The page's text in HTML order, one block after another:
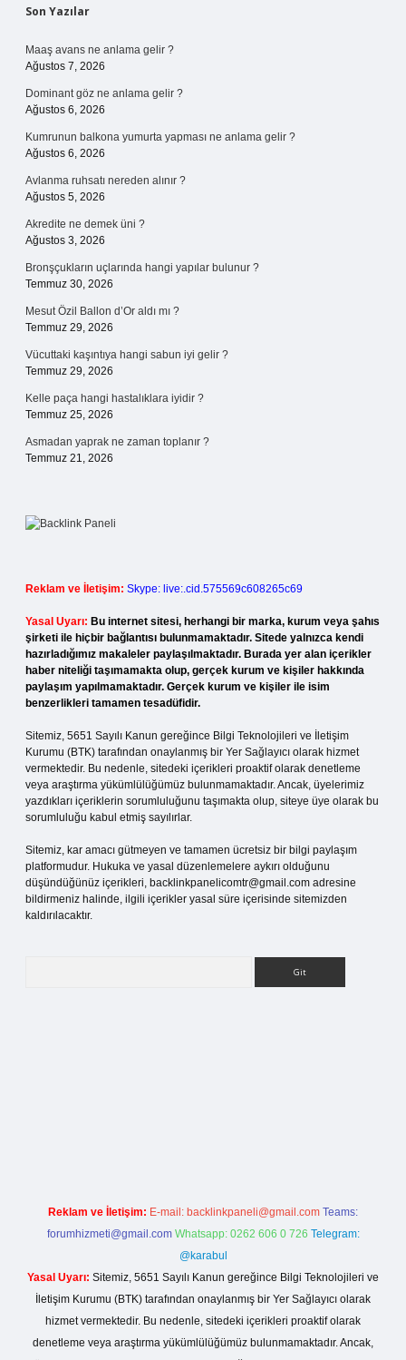
Sidebar
Son Yazılar
Maaş avans ne anlama gelir ?
Ağustos 7, 2026
Dominant göz ne anlama gelir ?
Ağustos 6, 2026
Kumrunun balkona yumurta yapması ne anlama gelir ?
Ağustos 6, 2026
Avlanma ruhsatı nereden alınır ?
Ağustos 5, 2026
Akredite ne demek üni ?
Ağustos 3, 2026
Bronşçukların uçlarında hangi yapılar bulunur ?
Temmuz 30, 2026
Mesut Özil Ballon d’Or aldı mı ?
Temmuz 29, 2026
Vücuttaki kaşıntıya hangi sabun iyi gelir ?
Temmuz 29, 2026
Kelle paça hangi hastalıklara iyidir ?
Temmuz 25, 2026
Asmadan yaprak ne zaman toplanır ?
Temmuz 21, 2026
Reklam ve İletişim: Skype: live:.cid.575569c608265c69
Yasal Uyarı: Bu internet sitesi, herhangi bir marka, kurum veya şahıs
şirketi ile hiçbir bağlantısı bulunmamaktadır. Sitede yalnızca kendi
hazırladığımız makaleler paylaşılmaktadır. Burada yer alan içerikler
haber niteliği taşımamakta olup, gerçek kurum ve kişiler hakkında
paylaşım yapılmamaktadır. Gerçek kurum ve kişiler ile isim
benzerlikleri tamamen tesadüfidir.
Sitemiz, 5651 Sayılı Kanun gereğince Bilgi Teknolojileri ve İletişim
Kurumu (BTK) tarafından onaylanmış bir Yer Sağlayıcı olarak hizmet
vermektedir. Bu nedenle, sitedeki içerikleri proaktif olarak denetleme
veya araştırma yükümlülüğümüz bulunmamaktadır. Ancak, üyelerimiz
yazdıkları içeriklerin sorumluluğunu taşımakta olup, siteye üye olarak bu
sorumluluğu kabul etmiş sayılırlar.
Sitemiz, kar amacı gütmeyen ve tamamen ücretsiz bir bilgi paylaşım
platformudur. Hukuka ve yasal düzenlemelere aykırı olduğunu
düşündüğünüz içerikleri, backlinkpanelicomtr@gmail.com adresine
bildirmeniz halinde, ilgili içerikler yasal süre içerisinde sitemizden
kaldırılacaktır.
Reklam ve İletişim: E-mail: backlinkpaneli@gmail.com Teams:
forumhizmeti@gmail.com Whatsapp: 0262 606 0 726 Telegram:
@karabul
Yasal Uyarı: Sitemiz, 5651 Sayılı Kanun gereğince Bilgi Teknolojileri ve
İletişim Kurumu (BTK) tarafından onaylanmış bir Yer Sağlayıcı olarak
hizmet vermektedir. Bu nedenle, sitedeki içerikleri proaktif olarak
denetleme veya araştırma yükümlülüğümüz bulunmamaktadır. Ancak,